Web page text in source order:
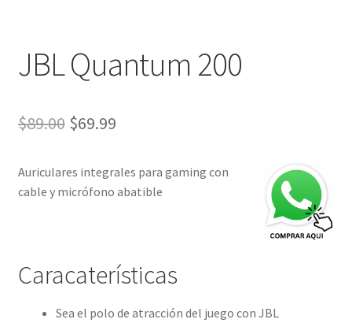
JBL Quantum 200
$89.00 El
original
$69.99El
actual
Auriculares integrales para gaming con
cable y micrófono abatible
Caracaterísticas
Sea el polo de atracción del juego con JBL